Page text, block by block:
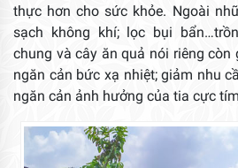
thực hơn cho sức khỏe. Ngoài
sạch không khí; lọc bụi
chung và cây ăn quả nói riêng còn
ngăn cản bức xạ nhiệt; giảm nhu
ngăn cản ảnh hưởng của tia cực